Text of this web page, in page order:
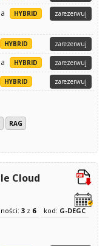
HYBRID
zarezerwuj
HYBRID zarezerwuj
HYBRID zarezerwuj
HYBRID zarezerwuj
RAG
Cloud
3z 6 kod: G-DEGC